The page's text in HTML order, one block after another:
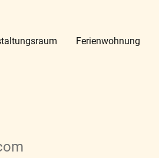
Ferienwohnung